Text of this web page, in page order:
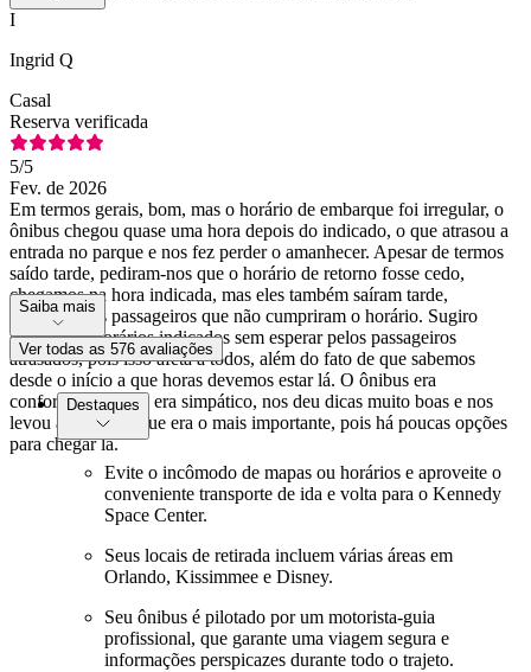
I
Ingrid Q
Casal
Reserva verificada
5/5
Fev. de 2026
Em termos gerais, bom, mas o horário de embarque foi irregular, o
ônibus chegou quase uma hora depois do indicado, o que atrasou a
entrada no parque e nos fez perder o amanhecer. Apesar de termos
saído tarde, pediram-nos que o horário de retorno fosse cedo,
chegamos na hora indicada, mas eles também saíram tarde,
esperando os passageiros que não cumpriram o horário. Sugiro
cumprir os horários indicados sem esperar pelos passageiros
atrasados, pois isso afeta a todos, além do fato de que sabemos
desde o início a que horas devemos estar lá. O ônibus era
confortável, o guia era simpático, nos deu dicas muito boas e nos
levou ao parque, que era o mais importante, pois há poucas opções
para chegar lá.
Saiba mais
Ver todas as 576 avaliações
Destaques
Evite o incômodo de mapas ou horários e aproveite o
conveniente transporte de ida e volta para o Kennedy
Space Center.
Seus locais de retirada incluem várias áreas em
Orlando, Kissimmee e Disney.
Seu ônibus é pilotado por um motorista-guia
profissional, que garante uma viagem segura e
informações perspicazes durante todo o trajeto.